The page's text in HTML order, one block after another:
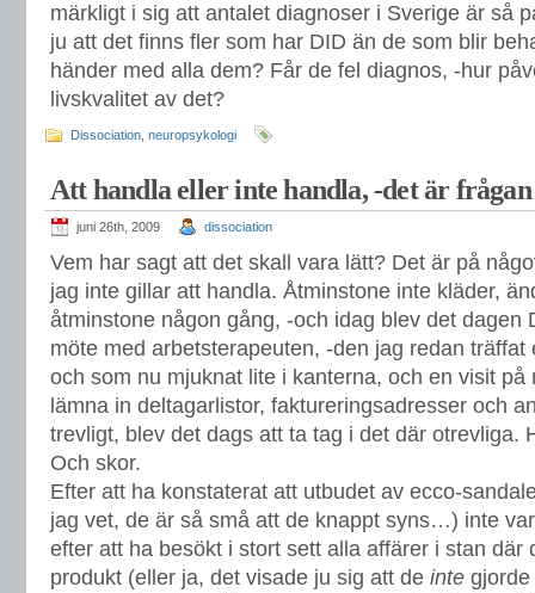
märkligt i sig att antalet diagnoser i Sverige är så
ju att det finns fler som har DID än de som blir
händer med alla dem? Får de fel diagnos, -hur
livskvalitet av det?
Dissociation neuropsykologi
Att handla eller inte handla, -det är frågan
juni 26th, 2009 dissociation
Vem har sagt att det skall vara lätt? Det är på
jag inte gillar att handla. Åtminstone inte kläder,
åtminstone någon gång, -och idag blev det dagen
möte med arbetsterapeuten, -den jag redan träffat
och som nu mjuknat lite i kanterna, och en visit på
lämna in deltagarlistor, faktureringsadresser och
trevligt, blev det dags att ta tag i det där otrevliga.
Och skor.
Efter att ha konstaterat att utbudet av ecco-
jag vet, de är så små att de knappt syns…) inte
efter att ha besökt i stort sett alla affärer i stan där
produkt (eller ja, det visade ju sig att de inte